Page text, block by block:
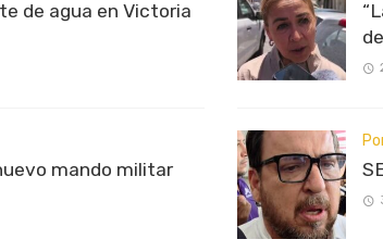
de agua en Victoria
mando militar